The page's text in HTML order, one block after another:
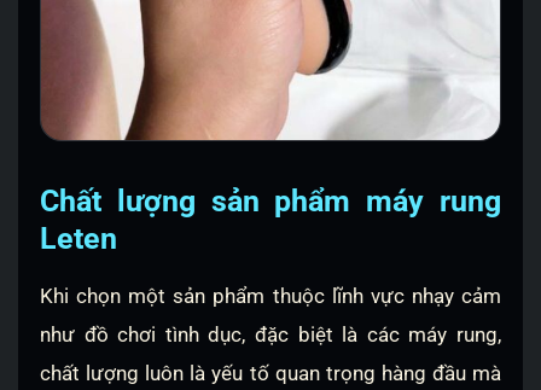
Chất lượng sản phẩm máy rung
Leten
Khi chọn một sản phẩm thuộc lĩnh vực nhạy cảm
như đồ chơi tình dục, đặc biệt là các máy rung,
chất lượng luôn là yếu tố quan trọng hàng đầu mà